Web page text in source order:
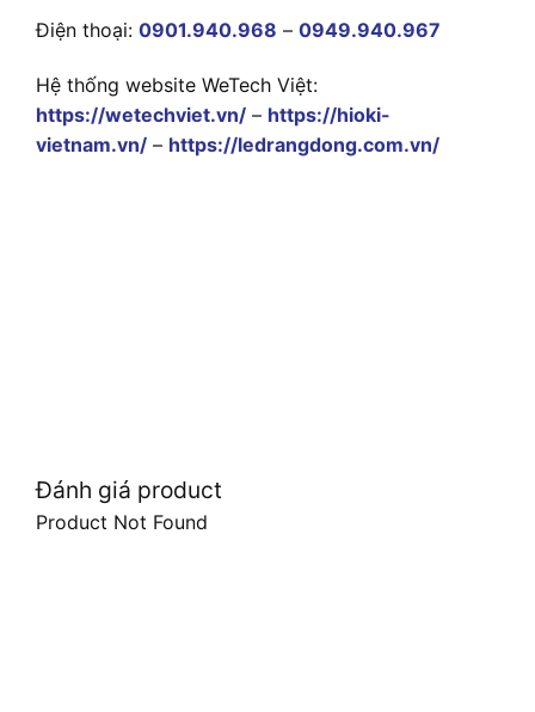
Điện thoại: 0901.940.968 – 0949.940.967
Hệ thống website WeTech Việt:
https://wetechviet.vn/ – https://hioki-
vietnam.vn/ – https://ledrangdong.com.vn/
Đánh giá product
Product Not Found